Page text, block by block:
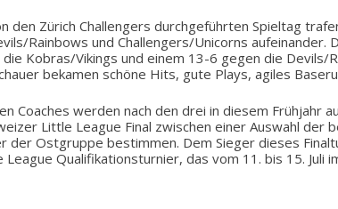
den Zürich Challengers durchgeführten Spieltag
Rainbows und Challengers/Unicorns aufeinander.
Kobras/Vikings und einem 13-6 gegen die Devils/
bekamen schöne Hits, gute Plays, agiles
Coaches werden nach den drei in diesem Frühjahr
Little League Final zwischen einer Auswahl der
der Ostgruppe bestimmen. Dem Sieger dieses
Qualifikationsturnier, das vom 11. bis 15. Juli